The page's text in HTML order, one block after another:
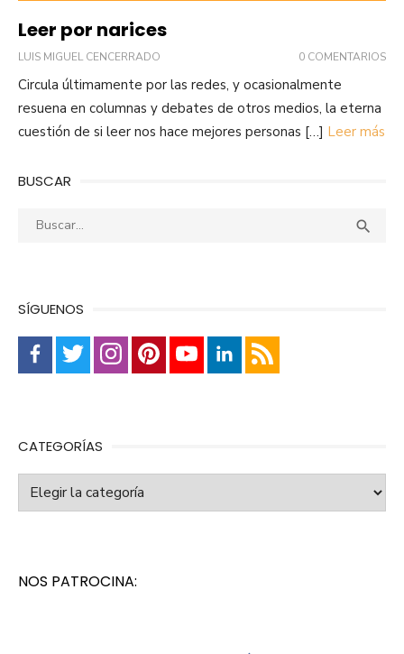
Leer por narices
LUIS MIGUEL CENCERRADO 0 COMENTARIOS
Circula últimamente por las redes, y ocasionalmente
resuena en columnas y debates de otros medios, la eterna
cuestión de si leer nos hace mejores personas […] Leer más
BUSCAR
Buscar: 
SÍGUENOS
CATEGORÍAS
Categorías
NOS PATROCINA: